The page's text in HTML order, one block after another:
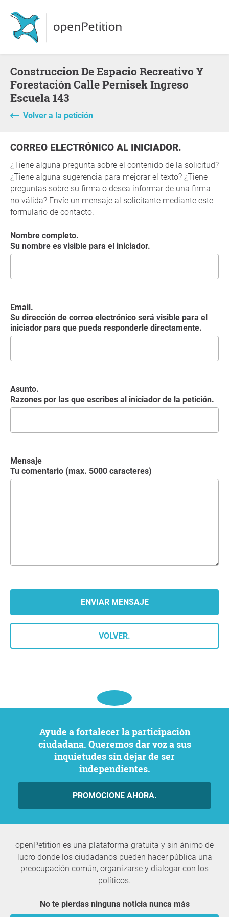
Construccion De Espacio Recreativo Y
Forestación Calle Pernisek Ingreso
Escuela 143
Volver a la petición
CORREO ELECTRÓNICO AL INICIADOR.
¿Tiene alguna pregunta sobre el contenido de la solicitud?
¿Tiene alguna sugerencia para mejorar el texto? ¿Tiene
preguntas sobre su firma o desea informar de una firma
no válida? Envíe un mensaje al solicitante mediante este
formulario de contacto.
Nombre completo.
Su nombre es visible para el iniciador.
Email.
Su dirección de correo electrónico será visible para el
iniciador para que pueda responderle directamente.
Asunto.
Razones por las que escribes al iniciador de la petición.
Mensaje
Tu comentario (max. 5000 caracteres)
VOLVER.
Ayude a fortalecer la participación
ciudadana. Queremos dar voz a sus
inquietudes sin dejar de ser
independientes.
PROMOCIONE AHORA.
openPetition es una plataforma gratuita y sin ánimo de
lucro donde los ciudadanos pueden hacer pública una
preocupación común, organizarse y dialogar con los
políticos.
No te pierdas ninguna noticia nunca más